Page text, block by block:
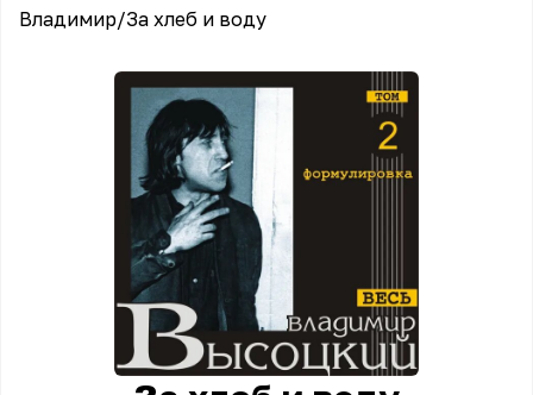
Владимир/За хлеб и воду